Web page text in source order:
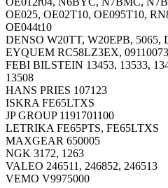
OE025, OE02T10, OE095T10,
OE044t10
DENSO W20TT, W20EPB, 5065,
EYQUEM RC58LZ3EX,
FEBI BILSTEIN 13453, 13533,
13508
HANS PRIES 107123
ISKRA FE65LTXS
JP GROUP 1191701100
LETRIKA FE65PTS, FE65LTXS
MAXGEAR 650005
NGK 3172, 1263
VALEO 246511, 246852, 246513
VEMO V9975000